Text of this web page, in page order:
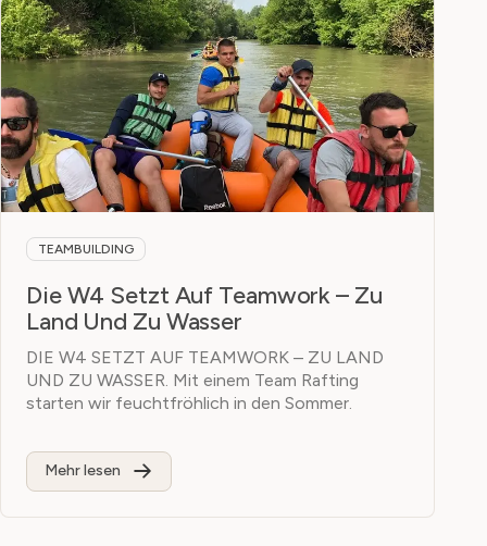
TEAMBUILDING
Die W4 Setzt Auf Teamwork – Zu
Land Und Zu Wasser
DIE W4 SETZT AUF TEAMWORK – ZU LAND
UND ZU WASSER. Mit einem Team Rafting
starten wir feuchtfröhlich in den Sommer.
Mehr lesen